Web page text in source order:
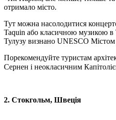
отримало місто.
Тут можна насолодитися
Taquin або класичною музикою
Тулузу визнано UNESCO
Порекомендуйте туристам
Сернен і неокласичним
2. Стокгольм, Швеція